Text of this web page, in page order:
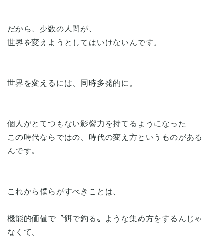
だから、少数の人間が、
世界を変えようとしてはいけないんです。
世界を変えるには、同時多発的に。
個人がとてつもない影響力を持てるようになった
この時代ならではの、時代の変え方というものがある
んです。
これから僕らがすべきことは、
機能的価値で〝餌で釣る〟ような集め方をするんじゃ
なくて、